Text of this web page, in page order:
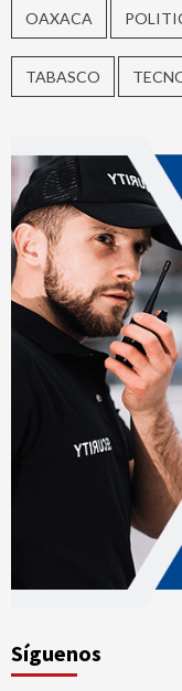
OAXACA
TABASCO
Síguenos